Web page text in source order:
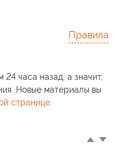
Правила
часа назад, а значит,
Новые материалы вы
странице.